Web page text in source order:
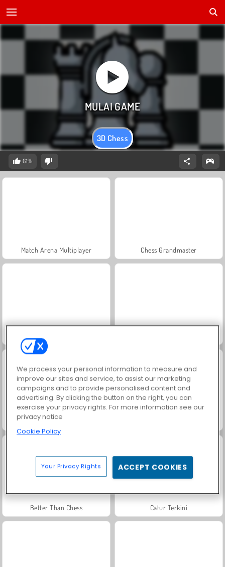
3D Chess
61%
Match Arena Multiplayer Chess Grandmaster
Master Chess Multiplayer
Better Than Chess Catur Terkini
We process your personal information to measure and
improve our sites and service, to assist our marketing
campaigns and to provide personalised content and
advertising. By clicking the button on the right, you can
exercise your privacy rights. For more information see our
privacy notice
Cookie Policy
Your Privacy Rights ACCEPT COOKIES